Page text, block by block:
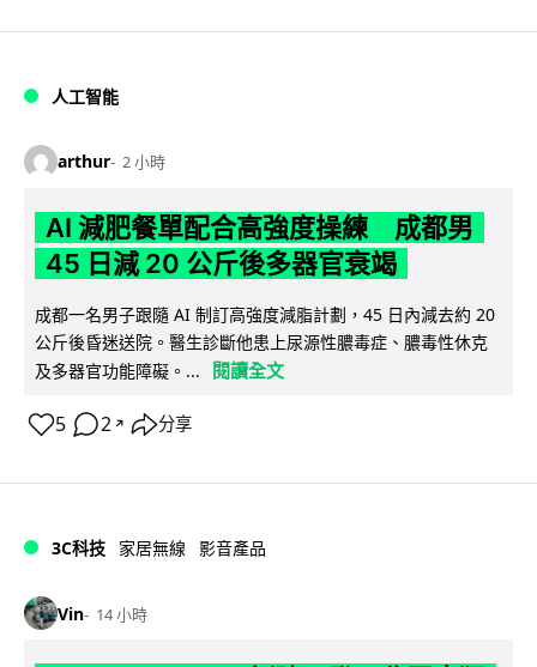
人工智能
arthur 2 小時
AI 減肥餐單配合高強度操練 成都男
45 日減 20 公斤後多器官衰竭
成都一名男子跟隨 AI 制訂高強度減脂計劃，45 日內減去約 20
公斤後昏迷送院。醫生診斷他患上尿源性膿毒症、膿毒性休克
及多器官功能障礙。...
閱讀全文
5 2 ↗ 分享
3C科技 家居無線 影音產品
Vin 14 小時